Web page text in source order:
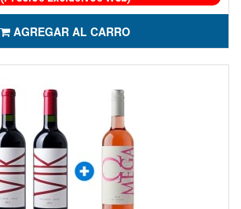
AGREGAR AL CARRO